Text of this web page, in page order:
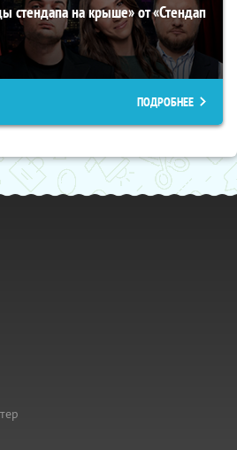
стендапа на крыше» от «Стендап
ПОДРОБНЕЕ